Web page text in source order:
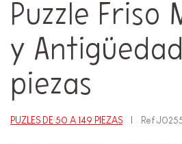
Puzzle Friso
y
piezas
PUZLES DE 50 A 149 PIEZAS Ref